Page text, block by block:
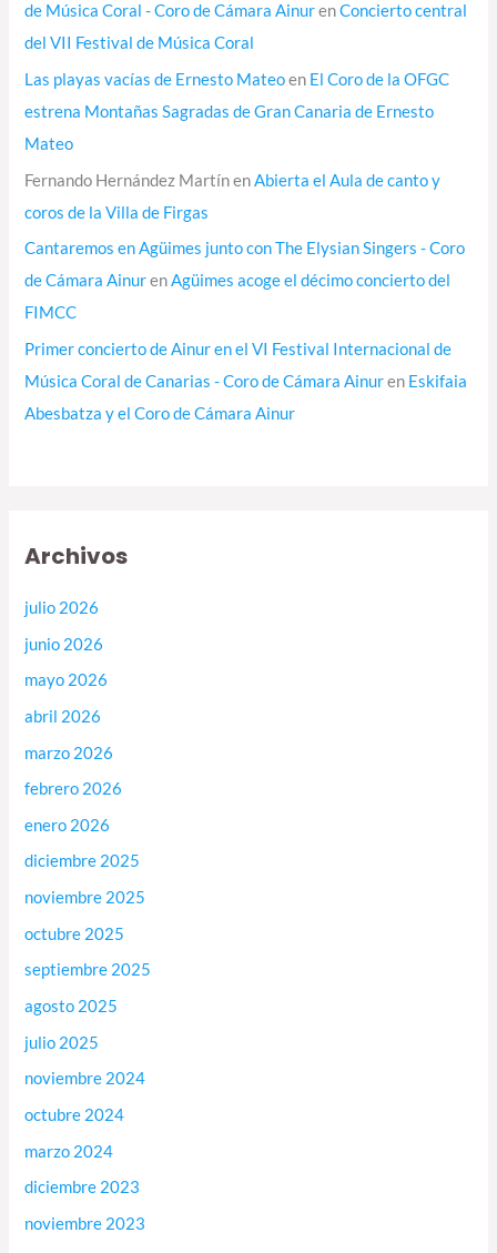
de Música Coral - Coro de Cámara AinurenConcierto central
del VII Festival de Música Coral
Las playas vacías de Ernesto Mateoen El Coro de la OFGC
estrena Montañas Sagradas de Gran Canaria de Ernesto
Mateo
Fernando Hernández MartínenAbierta el Aula de canto y
coros de la Villa de Firgas
Cantaremos en Agüimes junto con The Elysian Singers - Coro
de Cámara AinurenAgüimes acoge el décimo concierto del
FIMCC
Primer concierto de Ainur en el VI Festival Internacional de
Música Coral de Canarias - Coro de Cámara Ainuren Eskifaia
Abesbatza y el Coro de Cámara Ainur
Archivos
julio 2026
junio 2026
mayo 2026
abril 2026
marzo 2026
febrero 2026
enero 2026
diciembre 2025
noviembre 2025
octubre 2025
septiembre 2025
agosto 2025
julio 2025
noviembre 2024
octubre 2024
marzo 2024
diciembre 2023
noviembre 2023